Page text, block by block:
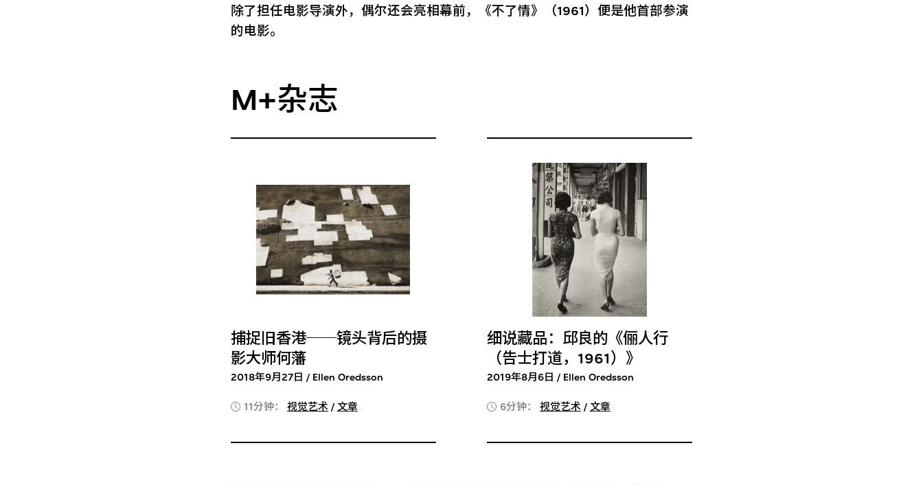
除了担任电影导演外，偶尔还会亮相幕前，《不了情》（1961）便是他首部参演
的电影。
M+杂志
捕捉旧香港──镜头背后的摄
影大师何藩
2018年9月27日 / Ellen Oredsson
11分钟： 视觉艺术 / 文章
细说藏品：邱良的《俪人行
（告士打道，1961）》
2019年8月6日 / Ellen Oredsson
6分钟： 视觉艺术 / 文章